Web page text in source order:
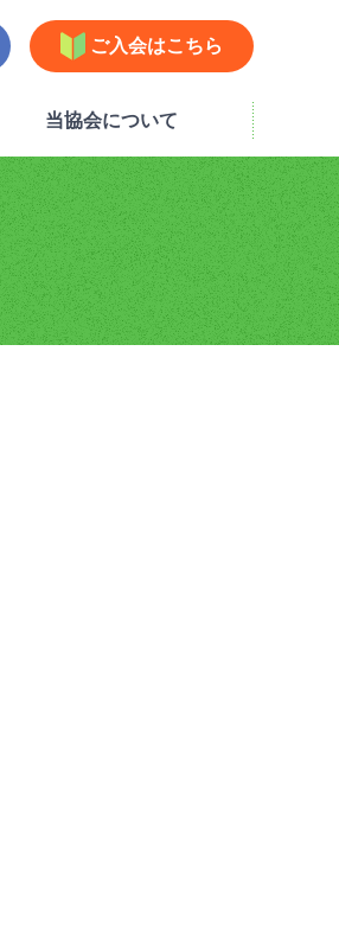
当協会について
ご入会はこちら